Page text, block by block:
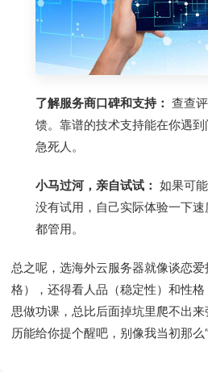
了解服务商口碑和支持： 查查
馈。靠谱的技术支持能在你遇
急死人。
小马过河，亲自试试： 如果可
没有试用，自己实际体验一下
都管用。
总之呢，选海外云服务器就像谈恋
格），还得看人品（稳定性）和性
思做功课，总比后面掉坑里爬不出
历能给你提个醒吧，别像我当初那么